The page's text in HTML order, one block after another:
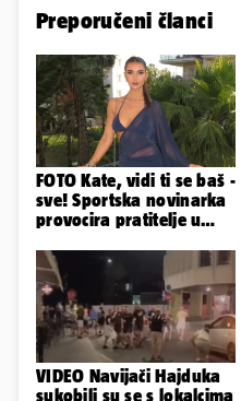
Preporučeni članci
FOTO Kate, vidi ti se baš -
sve! Sportska novinarka
provocira pratitelje u
VIDEO Navijači Hajduka
sukobili su se s lokalcima